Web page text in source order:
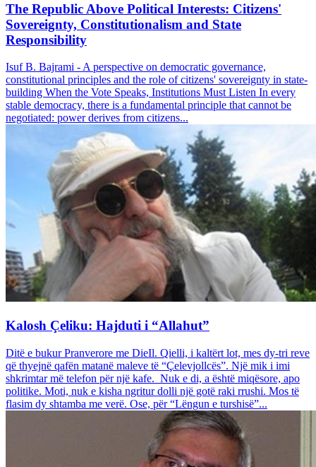
The Republic Above Political Interests: Citizens'
Sovereignty, Constitutionalism and State
Responsibility
Isuf B. Bajrami - A perspective on democratic governance,
constitutional principles and the role of citizens' sovereignty in state-
building When the Vote Speaks, Institutions Must Listen In every
stable democracy, there is a fundamental principle that cannot be
negotiated: power derives from citizens...
Kalosh Çeliku: Hajduti i “Allahut”
Ditë e bukur Pranverore me DieIl. Qielli, i kaltërt lot, mes dy-tri reve
që thyejnë qafën matanë maleve të “Çelevjollcës”. Një mik i imi
shkrimtar më telefon për një kafe. Nuk e di, a është miqësore, apo
politike. Moti, nuk e kisha ngritur dolli një gotë raki rrushi. Mos të
flasim dy shtamba me verë. Ose, për “Lëngun e turshisë”...